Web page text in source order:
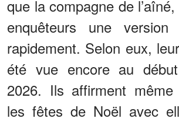
que la compagne de
enquêteurs une
rapidement. Selon eux,
été vue encore au
2026. Ils affirment
les fêtes de Noël avec